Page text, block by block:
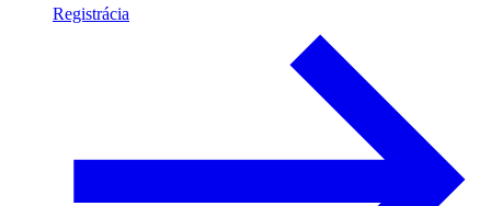
Registrácia